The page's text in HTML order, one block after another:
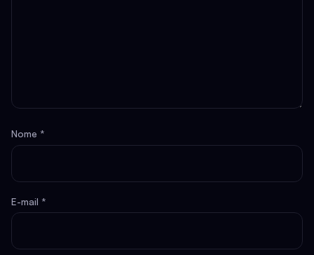
Nome *
E-mail *